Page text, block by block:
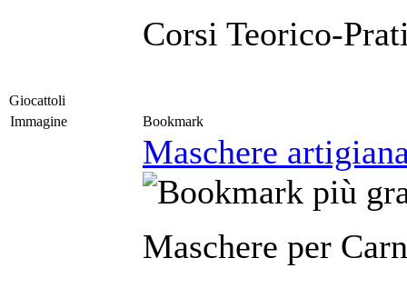
Corsi Teorico-
Giocattoli
Immagine
Bookmark
Maschere
Maschere per